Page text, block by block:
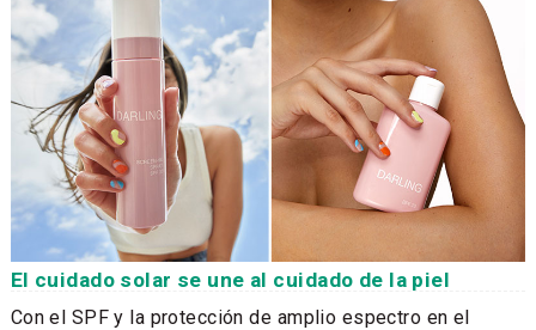
El cuidado solar se une al cuidado de la piel
Con el SPF y la protección de amplio espectro en el